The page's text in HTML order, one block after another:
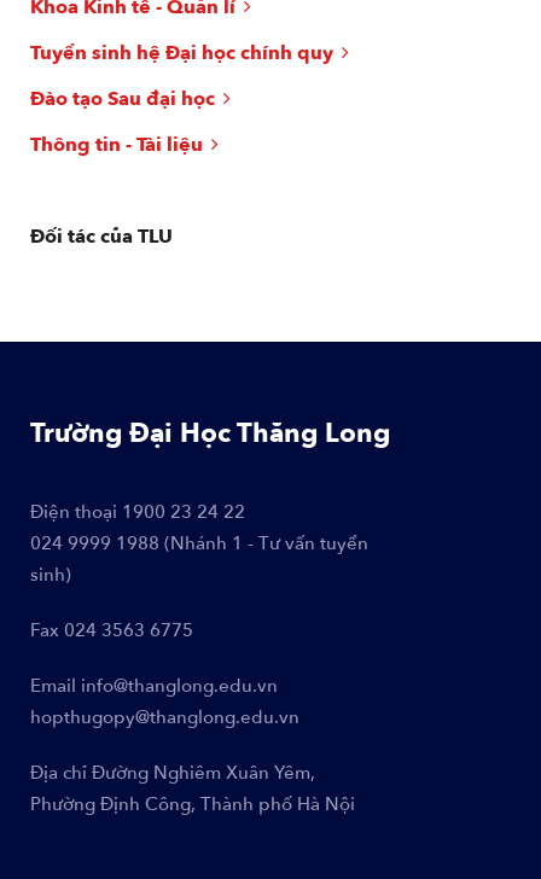
Khoa Kinh tế - Quản lí
Tuyển sinh hệ Đại học chính quy
Đào tạo Sau đại học
Thông tin - Tài liệu
Đối tác của TLU
Trường Đại Học Thăng Long
Điện thoại 1900 23 24 22
024 9999 1988 (Nhánh 1 - Tư vấn tuyển
sinh)
Fax 024 3563 6775
Email info@thanglong.edu.vn
hopthugopy@thanglong.edu.vn
Địa chỉ Đường Nghiêm Xuân Yêm,
Phường Định Công, Thành phố Hà Nội